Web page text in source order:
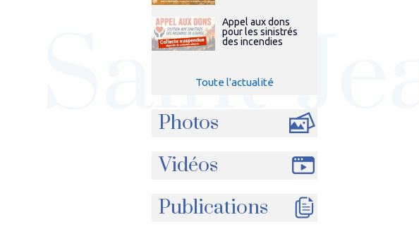
Appel aux dons
pour les sinistrés
des incendies
Toute l'actualité
Photos
Vidéos
Publications